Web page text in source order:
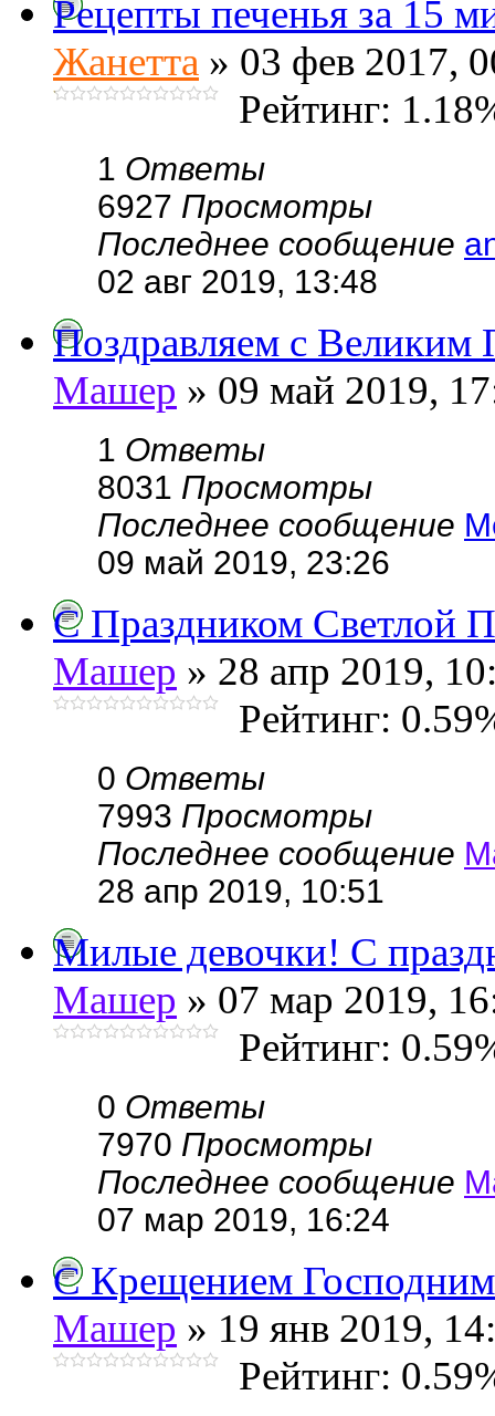
Рецепты печенья за 15
Жанетта » 03 фев 2017,
Рейтинг:
1 Ответы
6927 Просмотры
Последнее сообщение
02 авг 2019, 13:48
Поздравляем с
Машер » 09 май 2019,
1 Ответы
8031 Просмотры
Последнее сообщение
09 май 2019, 23:26
С Праздником Светлой
Машер » 28 апр 2019,
Рейтинг:
0 Ответы
7993 Просмотры
Последнее сообщение
28 апр 2019, 10:51
Милые девочки! С
Машер » 07 мар 2019,
Рейтинг:
0 Ответы
7970 Просмотры
Последнее сообщение
07 мар 2019, 16:24
С Крещением
Машер » 19 янв 2019,
Рейтинг: